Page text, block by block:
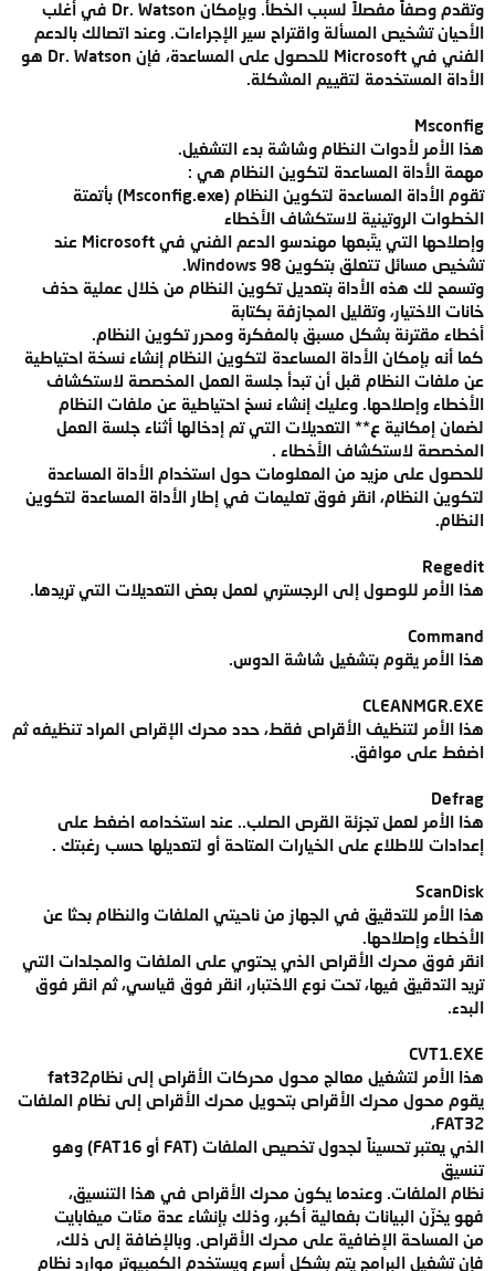
وتقدم وصفاً مفصلاً لسبب الخطأ. وبإمكان Dr. Watson في أغلب
الأحيان تشخيص المسألة واقتراح سير الإجراءات. وعند اتصالك بالدعم
الفني في Microsoft للحصول على المساعدة، فإن Dr. Watson هو
الأداة المستخدمة لتقييم المشكلة.
Msconfig
هذا الأمر لأدوات النظام وشاشة بدء التشغيل.
مهمة الأداة المساعدة لتكوين النظام هي :
تقوم الأداة المساعدة لتكوين النظام (Msconfig.exe) بأتمتة
الخطوات الروتينية لاستكشاف الأخطاء
وإصلاحها التي يتّبعها مهندسو الدعم الفني في Microsoft عند
تشخيص مسائل تتعلق بتكوين Windows 98‏.
وتسمح لك هذه الأداة بتعديل تكوين النظام من خلال عملية حذف
خانات الاختيار، وتقليل المجازفة بكتابة
أخطاء مقترنة بشكل مسبق بالمفكرة ومحرر تكوين النظام.
كما أنه بإمكان الأداة المساعدة لتكوين النظام إنشاء نسخة احتياطية
عن ملفات النظام قبل أن تبدأ جلسة العمل المخصصة لاستكشاف
الأخطاء وإصلاحها. وعليك إنشاء نسخ احتياطية عن ملفات النظام
لضمان إمكانية ع** التعديلات التي تم إدخالها أثناء جلسة العمل
المخصصة لاستكشاف الأخطاء .
للحصول على مزيد من المعلومات حول استخدام الأداة المساعدة
لتكوين النظام، انقر فوق تعليمات في إطار الأداة المساعدة لتكوين
النظام.
Regedit
هذا الأمر للوصول إلى الرجستري لعمل بعض التعديلات التي تريدها.
Command
هذا الأمر يقوم بتشغيل شاشة الدوس.
CLEANMGR.EXE
هذا الأمر لتنظيف الأقراص فقط، حدد محرك الإقراص المراد تنظيفه ثم
اضغط على موافق.
Defrag
هذا الأمر لعمل تجزئة القرص الصلب.. عند استخدامه اضغط على
إعدادات للاطلاع على الخيارات المتاحة أو لتعديلها حسب رغبتك .
ScanDisk
هذا الأمر للتدقيق في الجهاز من ناحيتي الملفات والنظام بحثا عن
الأخطاء وإصلاحها.
انقر فوق محرك الأقراص الذي يحتوي على الملفات والمجلدات التي
تريد التدقيق فيها، تحت نوع الاختبار، انقر فوق قياسي، ثم انقر فوق
البدء.
CVT1.EXE
هذا الأمر لتشغيل معالج محول محركات الأقراص إلى نظامfat32
يقوم محول محرك الأقراص بتحويل محرك الأقراص إلى نظام الملفات
FAT32،
الذي يعتبر تحسيناً لجدول تخصيص الملفات (FAT أو FAT16) وهو
تنسيق
نظام الملفات. وعندما يكون محرك الأقراص في هذا التنسيق،
فهو يخزّن البيانات بفعالية أكبر، وذلك بإنشاء عدة مئات ميغابايت
من المساحة الإضافية على محرك الأقراص. وبالإضافة إلى ذلك،
فإن تشغيل البرامج يتم بشكل أسرع ويستخدم الكمبيوتر موارد نظام